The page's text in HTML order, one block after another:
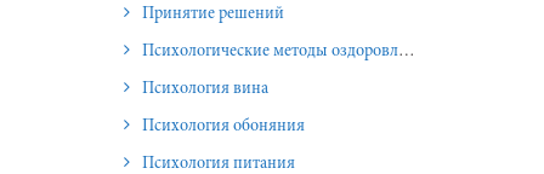
Принятие решений
Психологические методы оздоровления и омоложения
Психология вина
Психология обоняния
Психология питания